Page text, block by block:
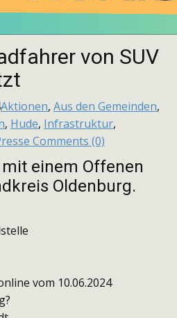
von SUV
Aktionen, Aus den Gemeinden,
, Hude, Infrastruktur,
Comments (0)
einem Offenen
Oldenburg.
vom 10.06.2024